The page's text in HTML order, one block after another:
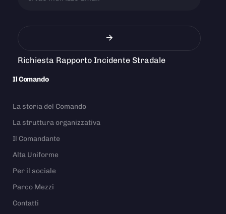
Richiesta Rapporto Incidente Stradale
Il Comando
La storia del Comando
La struttura organizzativa
Il Comandante
Alta Uniforme
Per il sociale
Parco Mezzi
Contatti